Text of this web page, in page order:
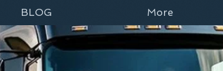
BLOG More